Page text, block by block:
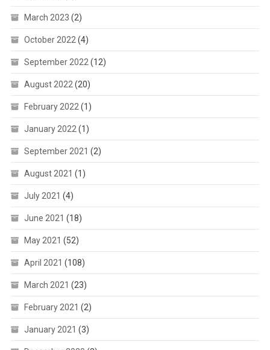
March 2023 (2)
October 2022 (4)
September 2022 (12)
August 2022 (20)
February 2022 (1)
January 2022 (1)
September 2021 (2)
August 2021 (1)
July 2021 (4)
June 2021 (18)
May 2021 (52)
April 2021 (108)
March 2021 (23)
February 2021 (2)
January 2021 (3)